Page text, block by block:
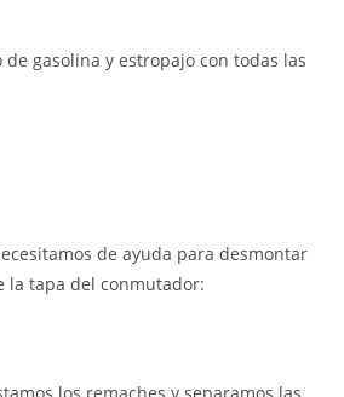
de gasolina y estropajo con todas las
de ayuda para desmontar
la tapa del conmutador: